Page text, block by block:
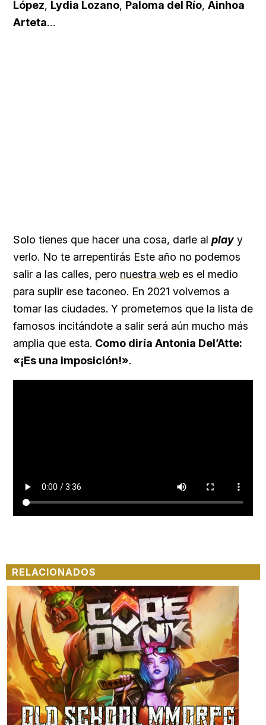
López, Lydia Lozano, Paloma del Río, Ainhoa
Arteta…
Solo tienes que hacer una cosa, darle al play y
verlo. No te arrepentirás Este año no podemos
salir a las calles, pero nuestra web es el medio
para suplir ese taconeo. En 2021 volvemos a
tomar las ciudades. Y prometemos que la lista de
famosos incitándote a salir será aún mucho más
amplia que esta. Como diría Antonia Del’Atte:
«¡Es una imposición!».
RELACIONADOS